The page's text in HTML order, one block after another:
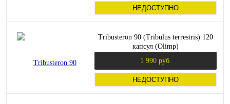
НЕДОСТУПНО
Tribusteron 90 (Tribulus terrestris) 120
капсул (Olimp)
1 990 руб.
НЕДОСТУПНО